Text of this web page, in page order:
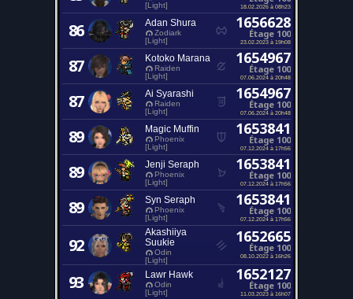
[Light]
18.02.2026 à 08h23
86 Adan Shura
Zodiark
[Light]
1656628
Étage 100
23.02.2023 à 19h08
87 Kotoko Marana
Raiden
[Light]
1654967
Étage 100
07.06.2024 à 20h48
87 Ai Syarashi
Raiden
[Light]
1654967
Étage 100
07.06.2024 à 20h48
89 Magic Muffin
Phoenix
[Light]
1653841
Étage 100
07.12.2024 à 17h56
89 Jenji Seraph
Phoenix
[Light]
1653841
Étage 100
07.12.2024 à 17h56
89 Syn Seraph
Phoenix
[Light]
1653841
Étage 100
07.12.2024 à 17h56
92
Akashiiya
Suukie
Odin
[Light]
1652665
Étage 100
08.10.2022 à 16h26
93 Lawr Hawk
Odin
[Light]
1652127
Étage 100
11.03.2023 à 16h07